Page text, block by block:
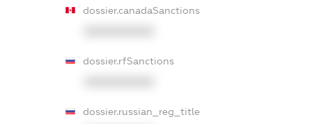
dossier.canadaSanctions
dossier.rfSanctions
dossier.russian_reg_title